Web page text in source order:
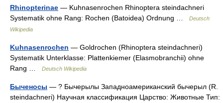
Rhinopterinae — Kuhnasenrochen Rhinoptera steindachneri
Systematik ohne Rang: Rochen (Batoidea) Ordnung …
Deutsch
Wikipedia
Kuhnasenrochen — Goldrochen (Rhinoptera steindachneri)
Systematik Unterklasse: Plattenkiemer (Elasmobranchii) ohne
Rang …
Deutsch Wikipedia
Быченосы — ? Бычерылы Западноамериканский бычерыл (R.
steindachneri) Научная классификация Царство: Животные Тип: